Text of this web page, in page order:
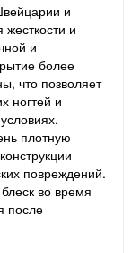
и
и
и
более
что позволяет
ногтей и
плотную
повреждений.
во время
после